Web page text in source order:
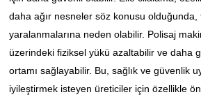
daha ağır nesneler söz konusu
yaralanmalarına neden olabilir. Polisaj
üzerindeki fiziksel yükü azaltabilir ve daha
ortamı sağlayabilir. Bu, sağlık ve güvenlik
iyileştirmek isteyen üreticiler için özellikle